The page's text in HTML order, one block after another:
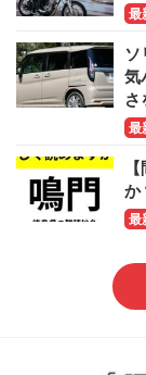
最
気
さ
最
か
最